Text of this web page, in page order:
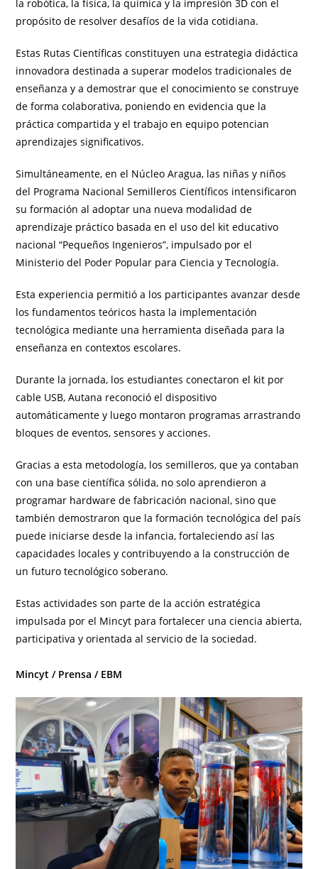
la robótica, la física, la química y la impresión 3D con el
propósito de resolver desafíos de la vida cotidiana.
Estas Rutas Científicas constituyen una estrategia didáctica
innovadora destinada a superar modelos tradicionales de
enseñanza y a demostrar que el conocimiento se construye
de forma colaborativa, poniendo en evidencia que la
práctica compartida y el trabajo en equipo potencian
aprendizajes significativos.
Simultáneamente, en el Núcleo Aragua, las niñas y niños
del Programa Nacional Semilleros Científicos intensificaron
su formación al adoptar una nueva modalidad de
aprendizaje práctico basada en el uso del kit educativo
nacional “Pequeños Ingenieros”, impulsado por el
Ministerio del Poder Popular para Ciencia y Tecnología.
Esta experiencia permitió a los participantes avanzar desde
los fundamentos teóricos hasta la implementación
tecnológica mediante una herramienta diseñada para la
enseñanza en contextos escolares.
Durante la jornada, los estudiantes conectaron el kit por
cable USB, Autana reconoció el dispositivo
automáticamente y luego montaron programas arrastrando
bloques de eventos, sensores y acciones.
Gracias a esta metodología, los semilleros, que ya contaban
con una base científica sólida, no solo aprendieron a
programar hardware de fabricación nacional, sino que
también demostraron que la formación tecnológica del país
puede iniciarse desde la infancia, fortaleciendo así las
capacidades locales y contribuyendo a la construcción de
un futuro tecnológico soberano.
Estas actividades son parte de la acción estratégica
impulsada por el Mincyt para fortalecer una ciencia abierta,
participativa y orientada al servicio de la sociedad.
Mincyt / Prensa / EBM